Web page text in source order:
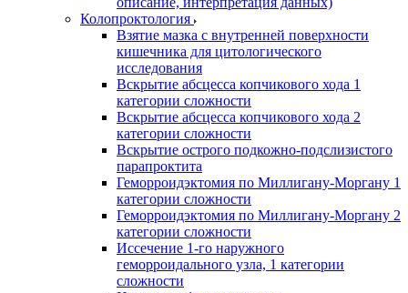
Колопроктология
Взятие мазка с внутренней поверхности
кишечника для цитологического
исследования
Вскрытие абсцесса копчикового хода 1
категории сложности
Вскрытие абсцесса копчикового хода 2
категории сложности
Вскрытие острого подкожно-подслизистого
парапроктита
Геморроидэктомия по Миллигану-Моргану 1
категории сложности
Геморроидэктомия по Миллигану-Моргану 2
категории сложности
Иссечение 1-го наружного
геморроидального узла, 1 категории
сложности